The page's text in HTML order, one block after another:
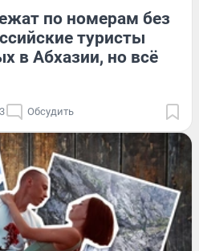
по номерам без
туристы
в Абхазии, но всё
Обсудить